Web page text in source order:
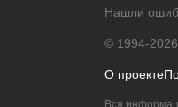
Нашли
© 1994-2026.
О проекте
Вся